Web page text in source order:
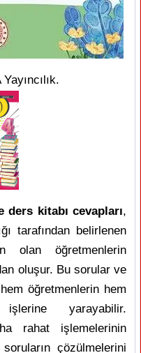
ders kitabı cevapları,
tarafından belirlenen
olan öğretmenlerin
oluşur. Bu sorular ve
öğretmenlerin hem
yarayabilir.
rahat işlemelerinin
çözülmelerini